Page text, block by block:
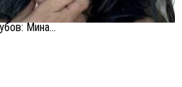
Мина...